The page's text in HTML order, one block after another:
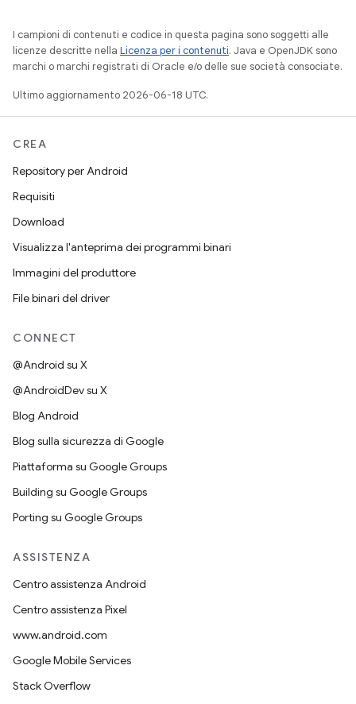
I campioni di contenuti e codice in questa pagina sono soggetti alle
licenze descritte nella Licenza per i contenuti. Java e OpenJDK sono
marchi o marchi registrati di Oracle e/o delle sue società consociate.
Ultimo aggiornamento 2026-06-18 UTC.
CREA
Repository per Android
Requisiti
Download
Visualizza l'anteprima dei programmi binari
Immagini del produttore
File binari del driver
CONNECT
@Android su X
@AndroidDev su X
Blog Android
Blog sulla sicurezza di Google
Piattaforma su Google Groups
Building su Google Groups
Porting su Google Groups
ASSISTENZA
Centro assistenza Android
Centro assistenza Pixel
www.android.com
Google Mobile Services
Stack Overflow